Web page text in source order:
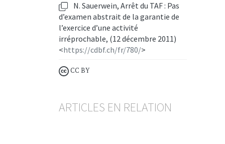
N. Sauerwein, Arrêt du TAF : Pas
d’examen abstrait de la garantie de
l’exercice d’une activité
irréprochable, (12 décembre 2011)
<https://cdbf.ch/fr/780/>
CC BY
ARTICLES EN RELATION